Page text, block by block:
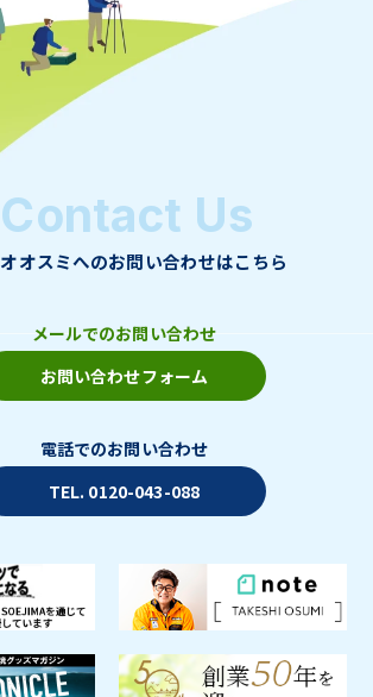
Contact Us
オオスミへのお問い合わせはこちら
メールでのお問い合わせ
お問い合わせフォーム
電話でのお問い合わせ
TEL. 0120-043-088